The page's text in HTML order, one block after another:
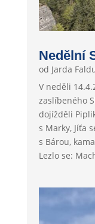
Nedělní
od Jarda
V neděli
zaslíbeného
dojížděli
s Marky, Jíťa
s Bárou,
Lezlo se: